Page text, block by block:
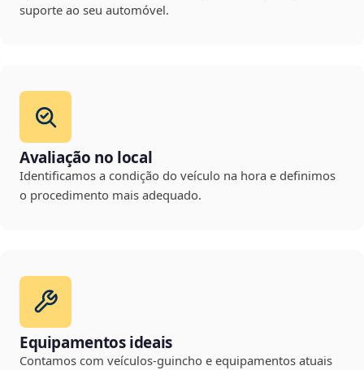
suporte ao seu automóvel.
Avaliação no local
Identificamos a condição do veículo na hora e definimos
o procedimento mais adequado.
Equipamentos ideais
Contamos com veículos-guincho e equipamentos atuais